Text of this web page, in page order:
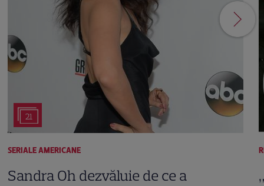
21
SERIALE AMERICANE
Sandra Oh dezvăluie de ce a